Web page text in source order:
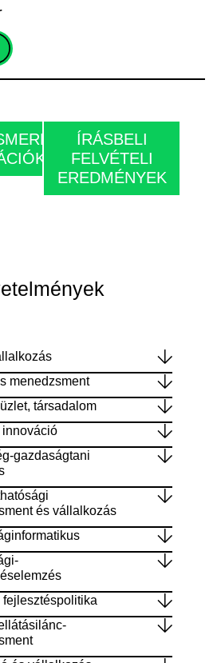
ÍRÁSBELI
FELVÉTELI
EREDMÉNYEK
menedzsment
társadalom
gazdaságtani
és vállalkozás